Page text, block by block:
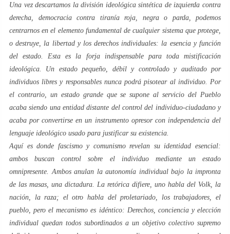
Una vez descartamos la división ideológica sintética de izquierda contra
derecha, democracia contra tiranía roja, negra o parda, podemos
centrarnos en el elemento fundamental de cualquier sistema que protege,
o destruye, la libertad y los derechos individuales: la esencia y función
del estado. Esta es la forja indispensable para toda mistificación
ideológica. Un estado pequeño, débil y controlado y auditado por
individuos libres y responsables nunca podrá pisotear al individuo. Por
el contrario, un estado grande que se supone al servicio del Pueblo
acaba siendo una entidad distante del control del individuo-ciudadano y
acaba por convertirse en un instrumento opresor con independencia del
lenguaje ideológico usado para justificar su existencia.
Aquí es donde fascismo y comunismo revelan su identidad esencial:
ambos buscan control sobre el individuo mediante un estado
omnipresente. Ambos anulan la autonomía individual bajo la impronta
de las masas, una dictadura. La retórica difiere, uno habla del Volk, la
nación, la raza; el otro habla del proletariado, los trabajadores, el
pueblo, pero el mecanismo es idéntico: Derechos, conciencia y elección
individual quedan todos subordinados a un objetivo colectivo supremo